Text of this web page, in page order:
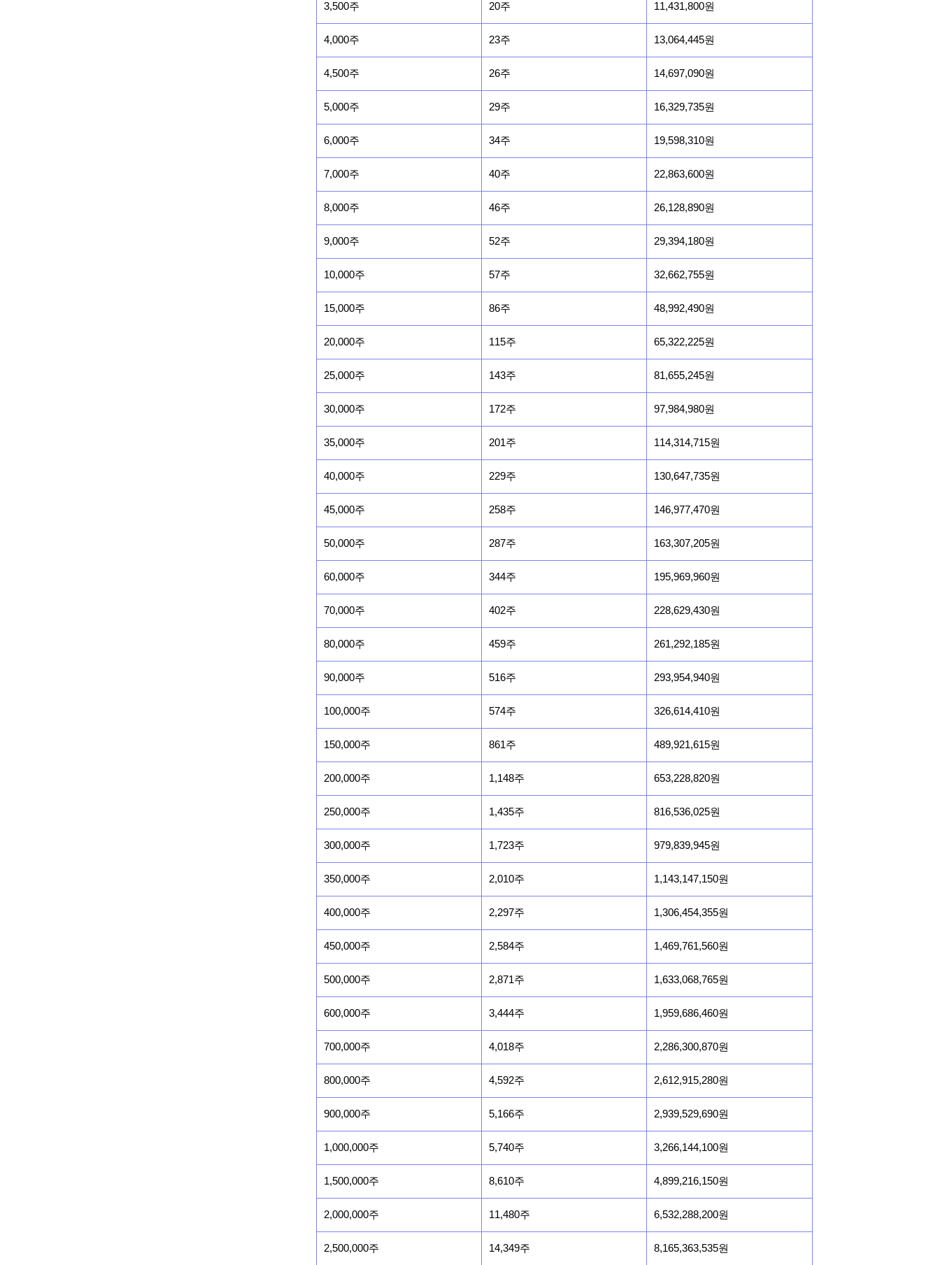
3,500주 20주 11,431,800원
4,000주 23주 13,064,445원
4,500주 26주 14,697,090원
5,000주 29주 16,329,735원
6,000주 34주 19,598,310원
7,000주 40주 22,863,600원
8,000주 46주 26,128,890원
9,000주 52주 29,394,180원
10,000주 57주 32,662,755원
15,000주 86주 48,992,490원
20,000주 115주 65,322,225원
25,000주 143주 81,655,245원
30,000주 172주 97,984,980원
35,000주 201주 114,314,715원
40,000주 229주 130,647,735원
45,000주 258주 146,977,470원
50,000주 287주 163,307,205원
60,000주 344주 195,969,960원
70,000주 402주 228,629,430원
80,000주 459주 261,292,185원
90,000주 516주 293,954,940원
100,000주 574주 326,614,410원
150,000주 861주 489,921,615원
200,000주 1,148주 653,228,820원
250,000주 1,435주 816,536,025원
300,000주 1,723주 979,839,945원
350,000주 2,010주 1,143,147,150원
400,000주 2,297주 1,306,454,355원
450,000주 2,584주 1,469,761,560원
500,000주 2,871주 1,633,068,765원
600,000주 3,444주 1,959,686,460원
700,000주 4,018주 2,286,300,870원
800,000주 4,592주 2,612,915,280원
900,000주 5,166주 2,939,529,690원
1,000,000주 5,740주 3,266,144,100원
1,500,000주 8,610주 4,899,216,150원
2,000,000주 11,480주 6,532,288,200원
2,500,000주 14,349주 8,165,363,535원